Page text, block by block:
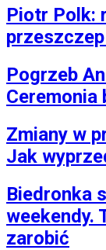
Piotr Polk:
Pogrzeb
Ceremonia
Zmiany w
Jak
Biedronka
weekendy.
zarobić